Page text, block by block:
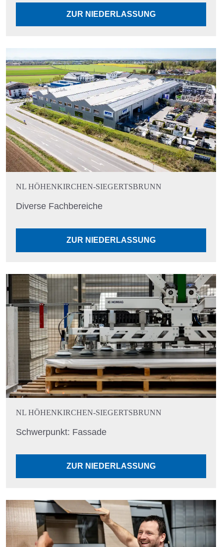
ZUR NIEDERLASSUNG
NL HÖHENKIRCHEN-SIEGERTSBRUNN
Diverse Fachbereiche
ZUR NIEDERLASSUNG
NL HÖHENKIRCHEN-SIEGERTSBRUNN
Schwerpunkt: Fassade
ZUR NIEDERLASSUNG